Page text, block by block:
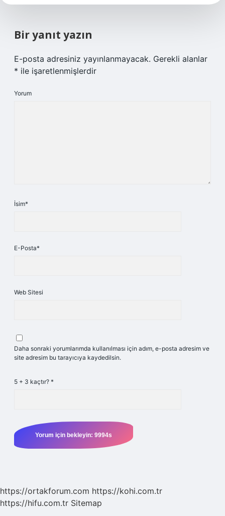
Bir yanıt yazın
E-posta adresiniz yayınlanmayacak. Gerekli alanlar
* ile işaretlenmişlerdir
Yorum
İsim*
E-Posta*
Web Sitesi
Daha sonraki yorumlarımda kullanılması için adım, e-posta adresim ve
site adresim bu tarayıcıya kaydedilsin.
5 + 3 kaçtır? *
https://ortakforum.com https://kohi.com.tr
https://hifu.com.tr Sitemap